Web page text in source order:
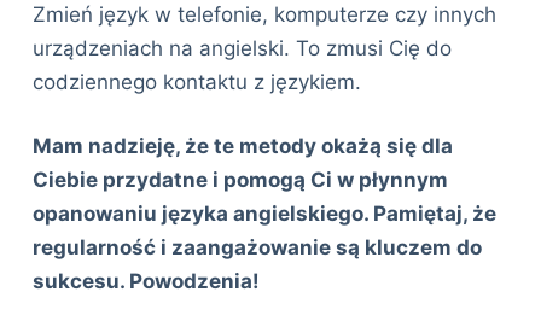
Zmień język w telefonie, komputerze czy innych
urządzeniach na angielski. To zmusi Cię do
codziennego kontaktu z językiem.
Mam nadzieję, że te metody okażą się dla
Ciebie przydatne i pomogą Ci w płynnym
opanowaniu języka angielskiego. Pamiętaj, że
regularność i zaangażowanie są kluczem do
sukcesu. Powodzenia!